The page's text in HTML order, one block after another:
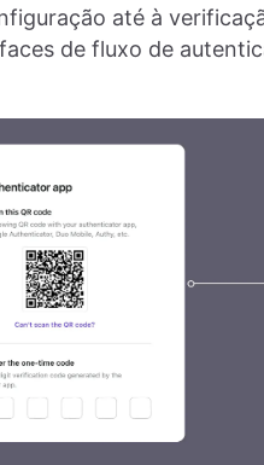
até à
de fluxo de